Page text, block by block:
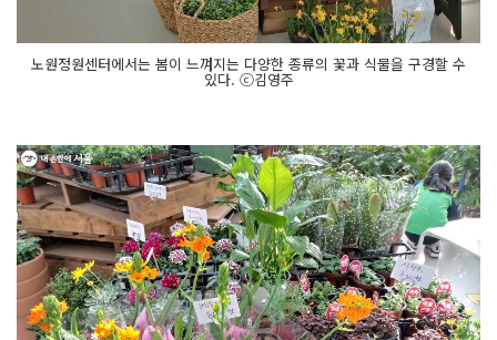
노원정원센터에서는 봄이 느껴지는 다양한 종류의 꽃과 식물을 구경할 수
있다. ⓒ김영주